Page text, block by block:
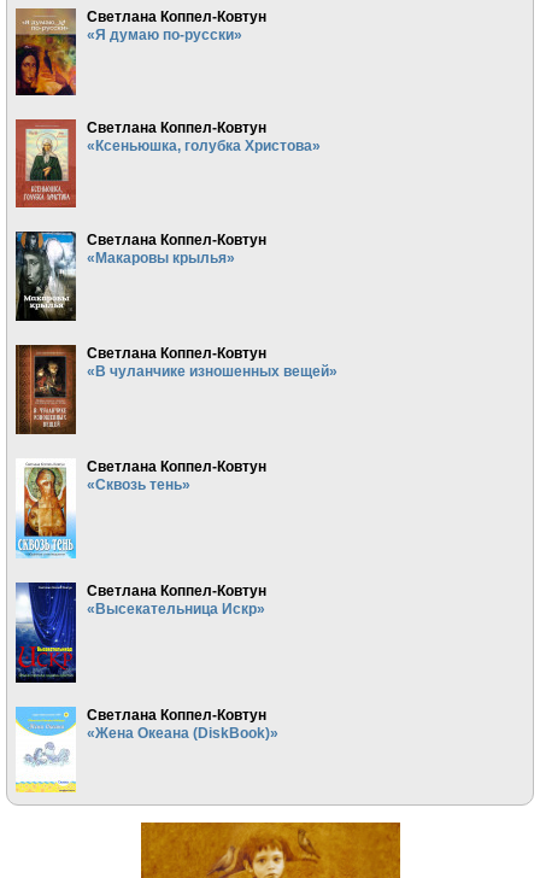
Светлана Коппел-Ковтун
«Я думаю по-русски»
Светлана Коппел-Ковтун
«Ксеньюшка, голубка Христова»
Светлана Коппел-Ковтун
«Макаровы крылья»
Светлана Коппел-Ковтун
«В чуланчике изношенных вещей»
Светлана Коппел-Ковтун
«Сквозь тень»
Светлана Коппел-Ковтун
«Высекательница Искр»
Светлана Коппел-Ковтун
«Жена Океана (DiskBook)»